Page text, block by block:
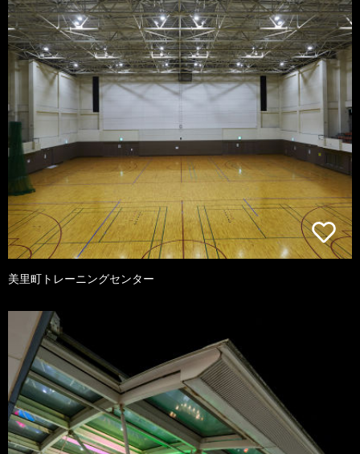
美里町トレーニングセンター